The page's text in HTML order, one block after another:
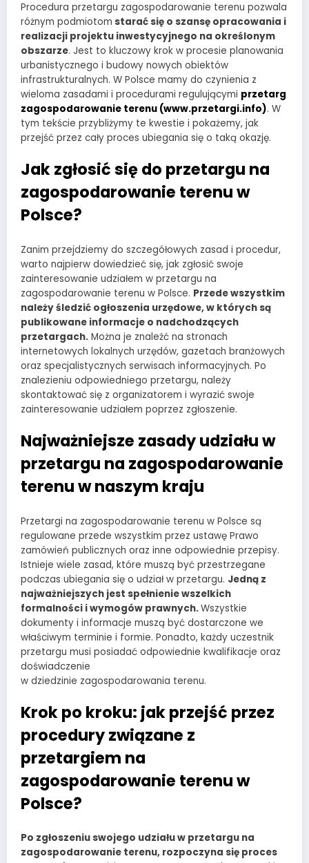
Procedura przetargu zagospodarowanie terenu pozwala
różnym podmiotom starać się o szansę opracowania i
realizacji projektu inwestycyjnego na określonym
obszarze. Jest to kluczowy krok w procesie planowania
urbanistycznego i budowy nowych obiektów
infrastrukturalnych. W Polsce mamy do czynienia z
wieloma zasadami i procedurami regulującymi przetarg
zagospodarowanie terenu (www.przetargi.info). W
tym tekście przybliżymy te kwestie i pokażemy, jak
przejść przez cały proces ubiegania się o taką okazję.
Jak zgłosić się do przetargu na
zagospodarowanie terenu w
Polsce?
Zanim przejdziemy do szczegółowych zasad i procedur,
warto najpierw dowiedzieć się, jak zgłosić swoje
zainteresowanie udziałem w przetargu na
zagospodarowanie terenu w Polsce. Przede wszystkim
należy śledzić ogłoszenia urzędowe, w których są
publikowane informacje o nadchodzących
przetargach. Można je znaleźć na stronach
internetowych lokalnych urzędów, gazetach branżowych
oraz specjalistycznych serwisach informacyjnych. Po
znalezieniu odpowiedniego przetargu, należy
skontaktować się z organizatorem i wyrazić swoje
zainteresowanie udziałem poprzez zgłoszenie.
Najważniejsze zasady udziału w
przetargu na zagospodarowanie
terenu w naszym kraju
Przetargi na zagospodarowanie terenu w Polsce są
regulowane przede wszystkim przez ustawę Prawo
zamówień publicznych oraz inne odpowiednie przepisy.
Istnieje wiele zasad, które muszą być przestrzegane
podczas ubiegania się o udział w przetargu. Jedną z
najważniejszych jest spełnienie wszelkich
formalności i wymogów prawnych.Wszystkie
dokumenty i informacje muszą być dostarczone we
właściwym terminie i formie. Ponadto, każdy uczestnik
przetargu musi posiadać odpowiednie kwalifikacje oraz
doświadczenie
w dziedzinie zagospodarowania terenu.
Krok po kroku: jak przejść przez
procedury związane z
przetargiem na
zagospodarowanie terenu w
Polsce?
Po zgłoszeniu swojego udziału w przetargu na
zagospodarowanie terenu, rozpoczyna się proces